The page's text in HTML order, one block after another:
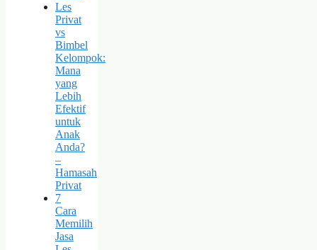
Les
Privat
vs
Bimbel
Kelompok:
Mana
yang
Lebih
Efektif
untuk
Anak
Anda?
–
Hamasah
Privat
7
Cara
Memilih
Jasa